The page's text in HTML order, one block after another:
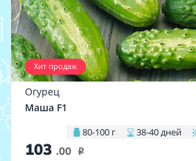
Хит продаж
Огурец
Маша F1
80-100 г 38-40 дней
103 .00 i